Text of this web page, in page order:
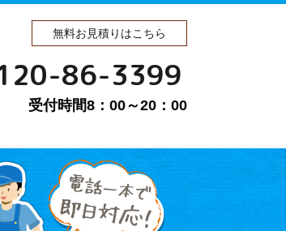
無料お見積りはこちら
86-3399
受付時間8：00～20：00